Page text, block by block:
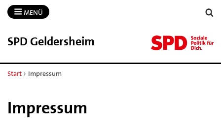
MENÜ
SPD Geldersheim
Start › Impressum
Impressum